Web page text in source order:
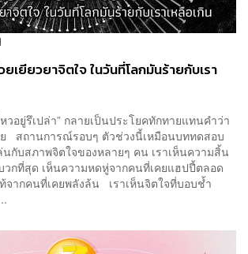
ยเยียวยาจิตใจ ในวันที่โลกมันร้ายกับเรา
วอยู่รึเปล่า” กลายเป็นประโยคทักทายแทนคำว่า
ย สถานการณ์รอบๆ ตัวช่วงนี้เหมือนบททดสอบ
นกับสภาพจิตใจของหลายๆ คน เราเห็นความสิ้น
วกที่สุด เห็นความหดหู่จากคนที่เคยแฮปปี้ตลอด
จากคนที่เคยพลังล้น เราเห็นจิตใจที่บอบช้ำ